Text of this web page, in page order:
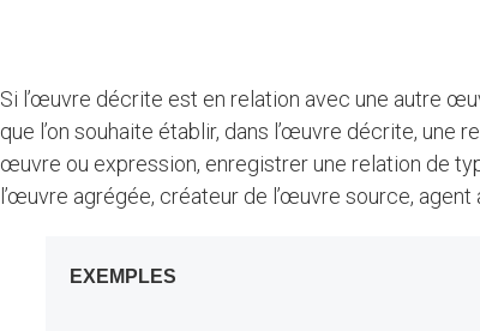
Si l’œuvre décrite est en relation avec une autre
que l’on souhaite établir, dans l’œuvre décrite, une
œuvre ou expression, enregistrer une relation de
l’œuvre agrégée, créateur de l’œuvre source,
EXEMPLES